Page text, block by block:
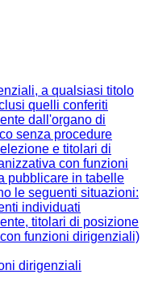
a qualsiasi titolo
quelli conferiti
dall'organo di
senza procedure
e titolari di
con funzioni
pubblicare in tabelle
le seguenti situazioni:
individuati
titolari di posizione
funzioni dirigenziali)
dirigenziali